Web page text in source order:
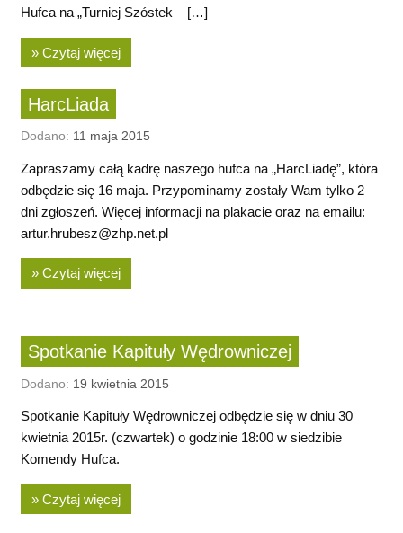
Hufca na „Turniej Szóstek – […]
» Czytaj więcej
HarcLiada
Dodano: 11 maja 2015
Zapraszamy całą kadrę naszego hufca na „HarcLiadę”, która
odbędzie się 16 maja. Przypominamy zostały Wam tylko 2
dni zgłoszeń. Więcej informacji na plakacie oraz na emailu:
artur.hrubesz@zhp.net.pl
» Czytaj więcej
Spotkanie Kapituły Wędrowniczej
Dodano: 19 kwietnia 2015
Spotkanie Kapituły Wędrowniczej odbędzie się w dniu 30
kwietnia 2015r. (czwartek) o godzinie 18:00 w siedzibie
Komendy Hufca.
» Czytaj więcej